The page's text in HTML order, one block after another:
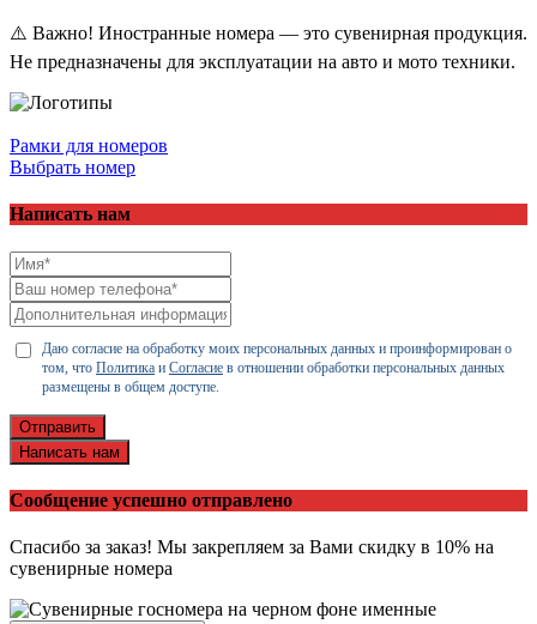
⚠️ Важно! Иностранные номера — это сувенирная продукция.
Не предназначены для эксплуатации на авто и мото техники.
Рамки для номеров
Выбрать номер
Написать нам
Даю согласие на обработку моих персональных данных и проинформирован о
том, что Политика и Согласие в отношении обработки персональных данных
размещены в общем доступе.
Отправить
Написать нам
Сообщение успешно отправлено
Спасибо за заказ! Мы закрепляем за Вами скидку в 10% на
сувенирные номера